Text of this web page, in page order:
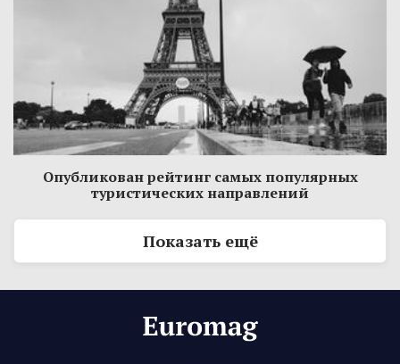
Опубликован рейтинг самых популярных
туристических направлений
Показать ещё